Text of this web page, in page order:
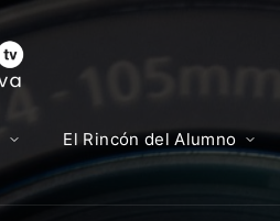
El Rincón del Alumno
Iniciar